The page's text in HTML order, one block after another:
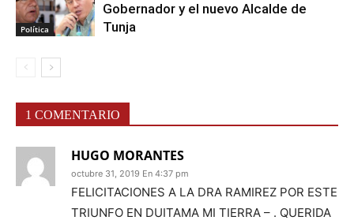
Política
Gobernador y el nuevo Alcalde de
Tunja
1 COMENTARIO
HUGO MORANTES
octubre 31, 2019 En 4:37 pm
FELICITACIONES A LA DRA RAMIREZ POR ESTE
TRIUNFO EN DUITAMA MI TIERRA – . QUERIDA